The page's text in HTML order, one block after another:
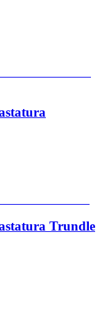
Trundle